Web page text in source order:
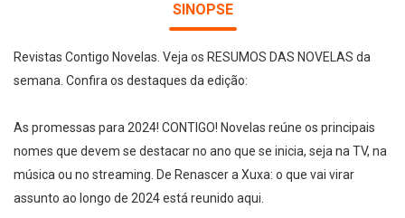
SINOPSE
Revistas Contigo Novelas. Veja os RESUMOS DAS NOVELAS da
semana. Confira os destaques da edição:
As promessas para 2024! CONTIGO! Novelas reúne os principais
nomes que devem se destacar no ano que se inicia, seja na TV, na
música ou no streaming. De Renascer a Xuxa: o que vai virar
assunto ao longo de 2024 está reunido aqui.